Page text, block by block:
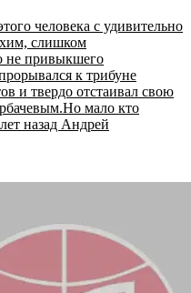
человека с удивительно
слишком
не привыкшего
к трибуне
и твердо отстаивал свою
мало кто
назад Андрей